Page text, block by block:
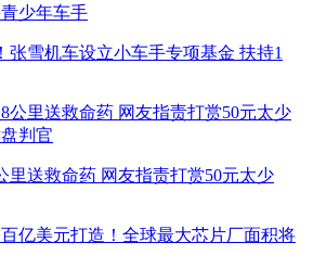
张雪机车设立小车手专项基金 扶持1
里送救命药 网友指责打赏50元太少